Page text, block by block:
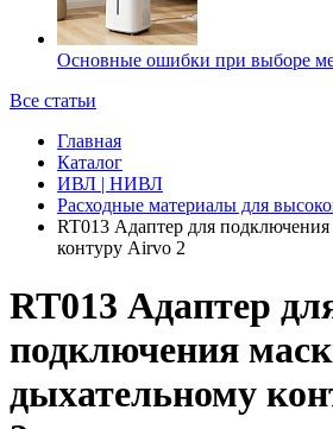
Основные ошибки при выборе
Все статьи
Главная
Каталог
ИВЛ | НИВЛ
Расходные материалы для
RT013 Адаптер для
контуру Airvo 2
RT013 Адаптер
подключения
дыхательному